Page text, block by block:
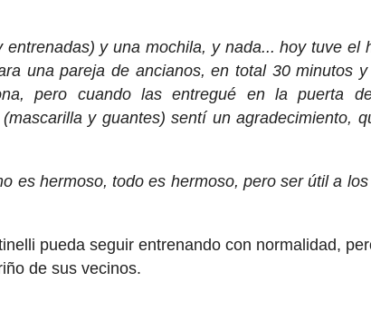
y una mochila, y nada... hoy tuve el
una pareja de ancianos, en total 30 minutos
pero cuando las entregué en la puerta
y guantes) sentí un agradecimiento,
es hermoso, todo es hermoso, pero ser útil a
pueda seguir entrenando con normalidad,
de sus vecinos.